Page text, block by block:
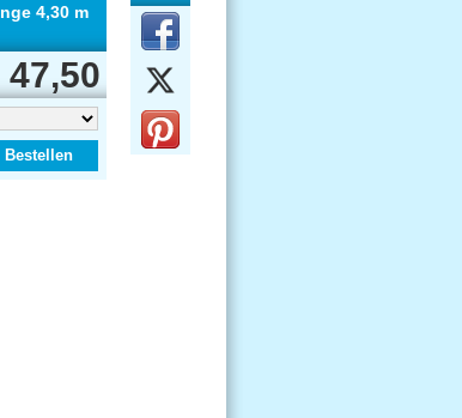
4,30 m
47,50
Bestellen